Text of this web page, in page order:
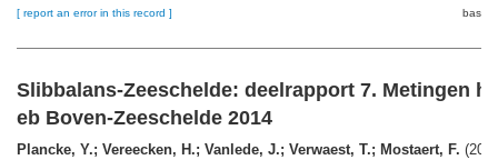
[ report an error in this record ]
Slibbalans-Zeeschelde: deelrapport 7. Metingen
eb Boven-Zeeschelde 2014
Plancke, Y.; Vereecken, H.; Vanlede, J.; Verwaest, T.; Mostaert, F.